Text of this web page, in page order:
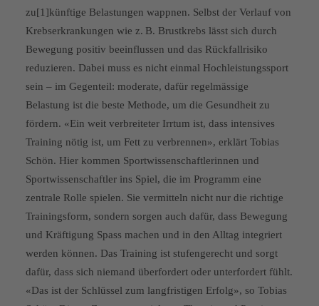
zu[1]künftige Belastungen wappnen. Selbst der Verlauf von
Krebserkrankungen wie z. B. Brustkrebs lässt sich durch
Bewegung positiv beeinflussen und das Rückfallrisiko
reduzieren. Dabei muss es nicht einmal Hochleistungssport
sein – im Gegenteil: moderate, dafür regelmässige
Belastung ist die beste Methode, um die Gesundheit zu
fördern. «Ein weit verbreiteter Irrtum ist, dass intensives
Training nötig ist, um Fett zu verbrennen», erklärt Tobias
Schön. Hier kommen Sportwissenschaftlerinnen und
Sportwissenschaftler ins Spiel, die im Programm eine
zentrale Rolle spielen. Sie vermitteln nicht nur die richtige
Trainingsform, sondern sorgen auch dafür, dass Bewegung
und Kräftigung Spass machen und in den Alltag integriert
werden können. Das Training ist stufengerecht und sorgt
dafür, dass sich niemand überfordert oder unterfordert fühlt.
«Das ist der Schlüssel zum langfristigen Erfolg», so Tobias